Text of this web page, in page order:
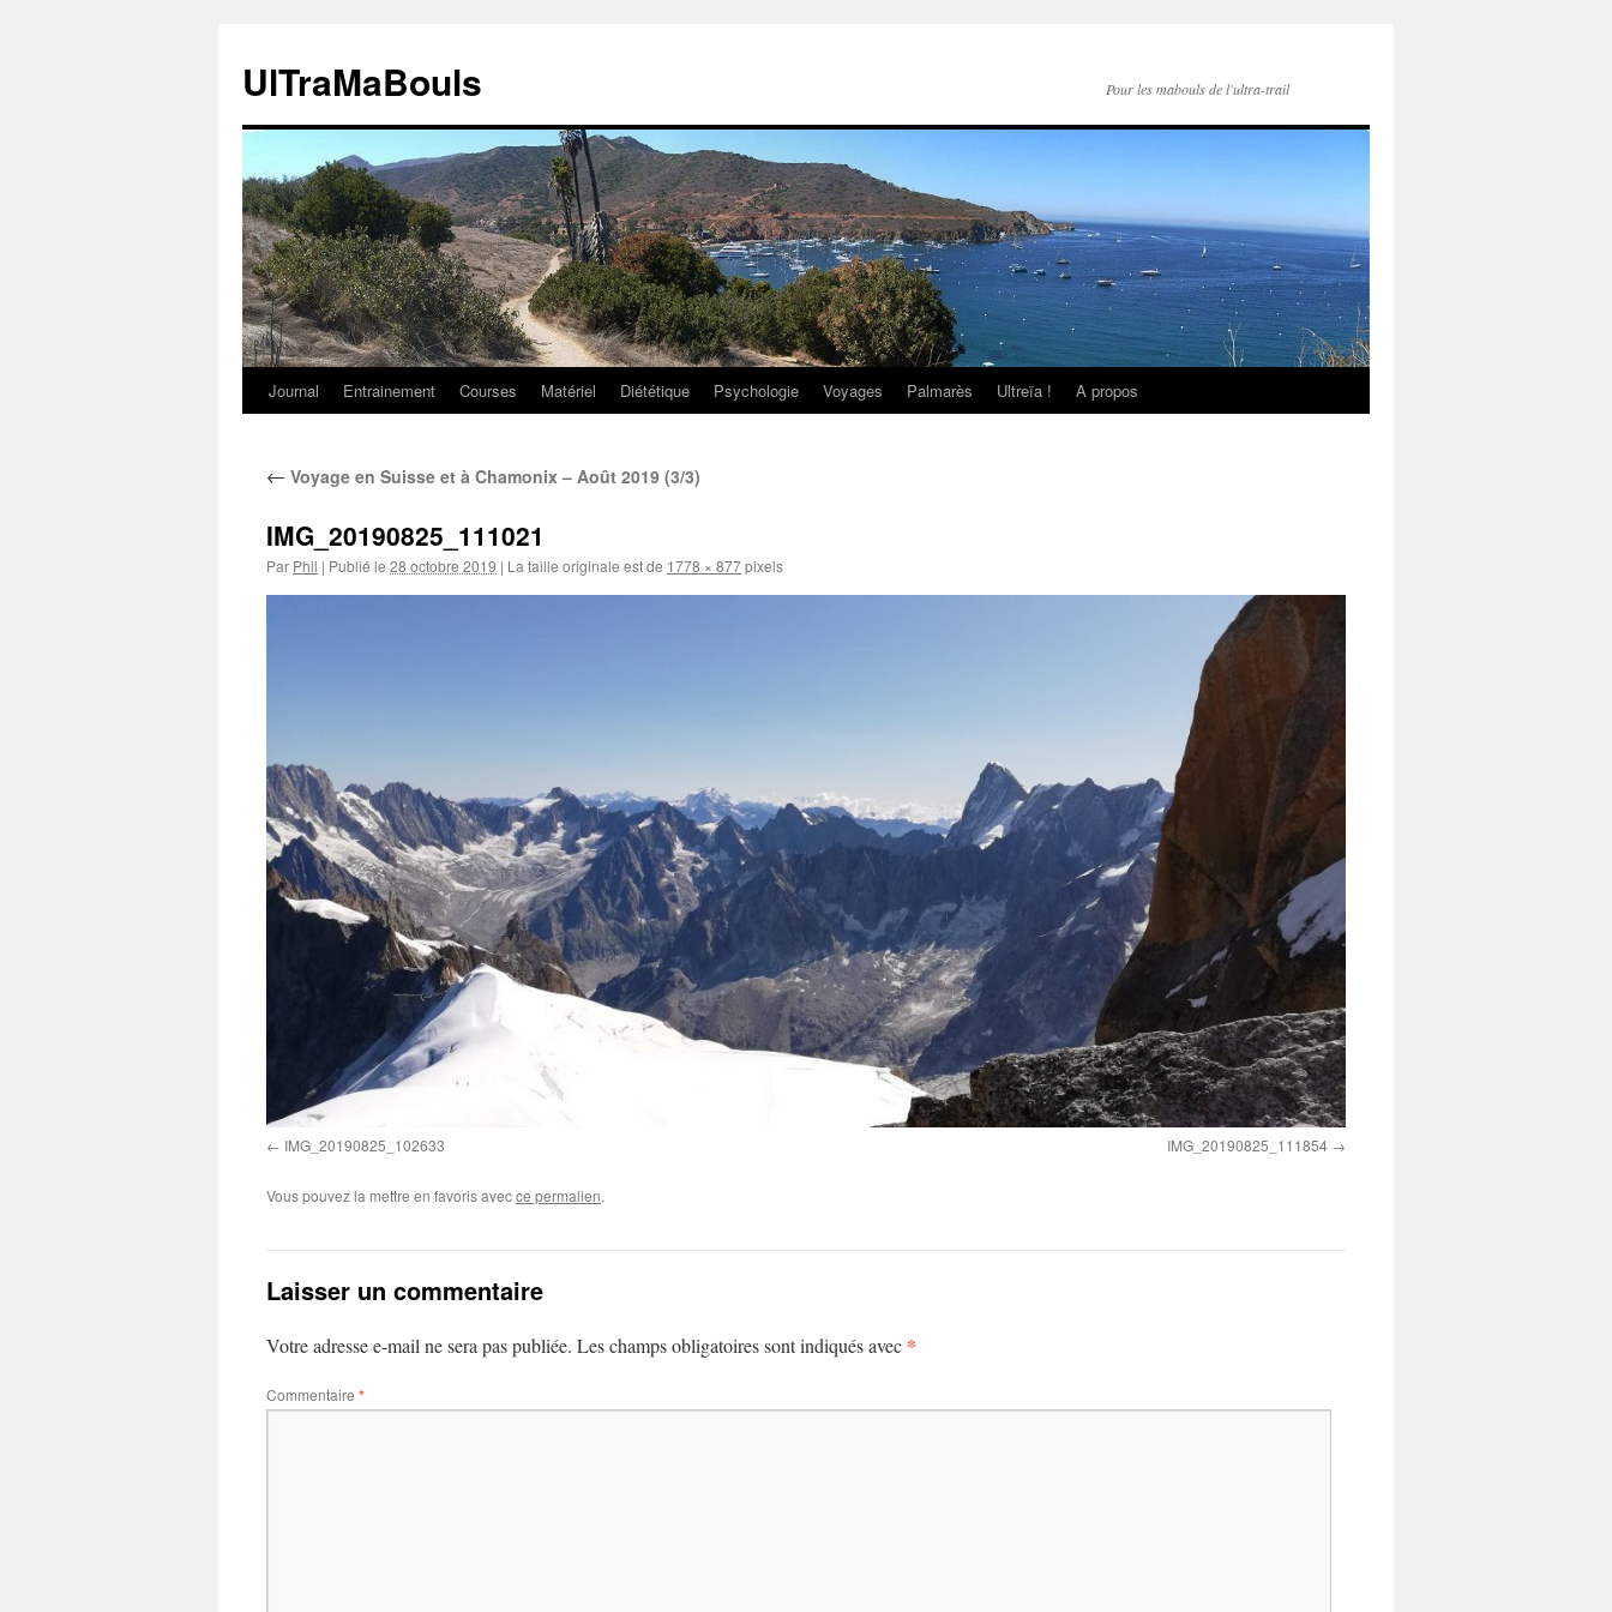
contenu
UlTraMaBouls Pour les mabouls de l'ultra-trail
Journal Entrainement Courses Matériel Diététique Psychologie Voyages Palmarès Ultreïa ! A propos
← Voyage en Suisse et à Chamonix – Août 2019 (3/3)
IMG_20190825_111021
Par Phil | Publié le 28 octobre 2019 | La taille originale est de 1778 × 877pixels
IMG_20190825_102633 IMG_20190825_111854
Vous pouvez la mettre en favoris avecce permalien.
Laisser un commentaire
Votre adresse e-mail ne sera pas publiée. Les champs obligatoires sont indiqués avec *
Commentaire *